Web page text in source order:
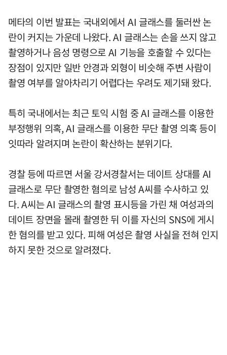
메타의 이번 발표는 국내외에서 AI 글래스를 둘러싼 논
란이 커지는 가운데 나왔다. AI 글래스는 손을 쓰지 않고
촬영하거나 음성 명령으로 AI 기능을 호출할 수 있다는
장점이 있지만 일반 안경과 외형이 비슷해 주변 사람이
촬영 여부를 알아차리기 어렵다는 우려도 제기돼 왔다.
특히 국내에서는 최근 토익 시험 중 AI 글래스를 이용한
부정행위 의혹, AI 글래스를 이용한 무단 촬영 의혹 등이
잇따라 알려지며 논란이 확산하는 분위기다.
경찰 등에 따르면 서울 강서경찰서는 데이트 상대를 AI
글래스로 무단 촬영한 혐의로 남성 A씨를 수사하고 있
다. A씨는 AI 글래스의 촬영 표시등을 가린 채 여성과의
데이트 장면을 몰래 촬영한 뒤 이를 자신의 SNS에 게시
한 혐의를 받고 있다. 피해 여성은 촬영 사실을 전혀 인지
하지 못한 것으로 알려졌다.